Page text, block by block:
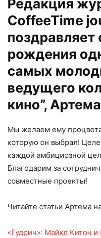
Редакция
CoffeeTime
поздравляет
рождения
самых
ведущего
кино”,
Мы желаем ему
которую он выбрал!
каждой амбициозной
Благодарим за
совместные проекты!
Читайте статьи Артема
«Гудрич»: Майкл Китон